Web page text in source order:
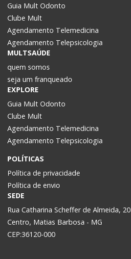
Guia Mult Odonto
Clube Mult
Agendamento Telemedicina
Agendamento Telepsicologia
MULTSAÚDE
quem somos
seja um franqueado
EXPLORE
Guia Mult Odonto
Clube Mult
Agendamento Telemedicina
Agendamento Telepsicologia
POLÍTICAS
Política de privacidade
Política de envio
SEDE
Rua Catharina Scheffer de Almeida, 20
Centro, Matias Barbosa - MG
CEP:36120-000